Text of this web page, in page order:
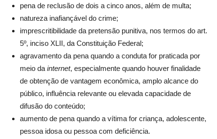
pena de reclusão de dois a cinco anos, além de multa;
natureza inafiançável do crime;
imprescritibilidade da pretensão punitiva, nos termos do art.
5º, inciso XLII, da Constituição Federal;
agravamento da pena quando a conduta for praticada por
meio da internet, especialmente quando houver finalidade
de obtenção de vantagem econômica, amplo alcance do
público, influência relevante ou elevada capacidade de
difusão do conteúdo;
aumento de pena quando a vítima for criança, adolescente,
pessoa idosa ou pessoa com deficiência.